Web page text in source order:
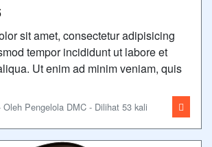
sit amet, consectetur adipisicing
tempor incididunt ut labore et
Ut enim ad minim veniam, quis
Pengelola DMC - Dilihat 53 kali